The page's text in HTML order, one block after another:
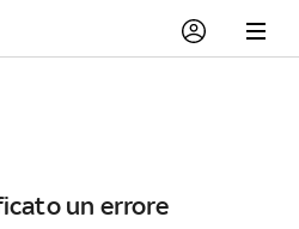
un errore